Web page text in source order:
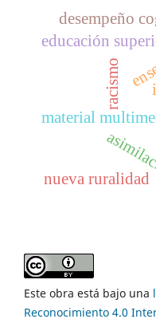
material
educación
desempeño
racismo
nueva ruralidad
Este obra está bajo una
Reconocimiento 4.0